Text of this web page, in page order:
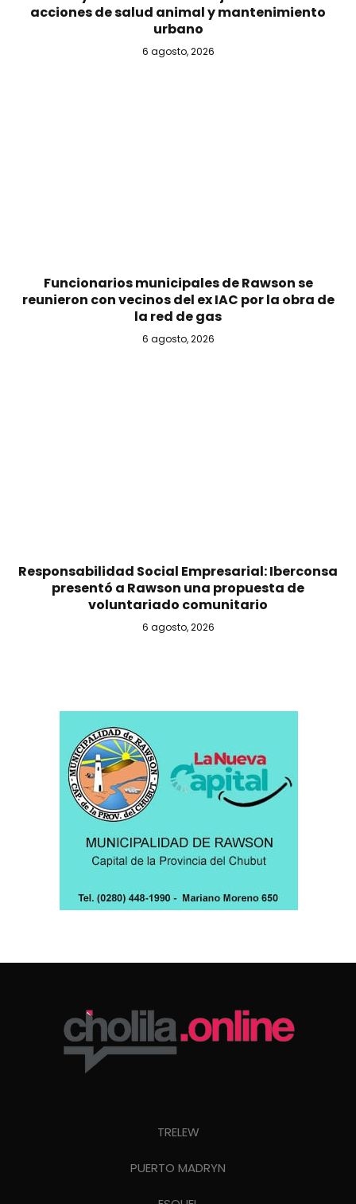
acciones de salud animal y mantenimiento
urbano
6 agosto, 2026
Funcionarios municipales de Rawson se
reunieron con vecinos del ex IAC por la obra de
la red de gas
6 agosto, 2026
Responsabilidad Social Empresarial: Iberconsa
presentó a Rawson una propuesta de
voluntariado comunitario
6 agosto, 2026
TRELEW
PUERTO MADRYN